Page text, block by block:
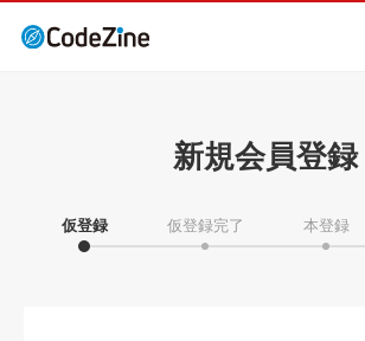
新規会員登録
仮登録 仮登録完了 本登録